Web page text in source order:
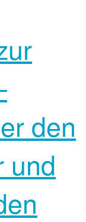
den
und